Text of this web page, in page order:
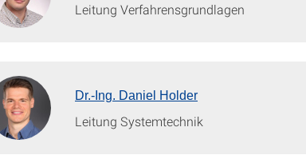
Leitung Verfahrensgrundlagen
Dr.-Ing. Daniel Holder
Leitung Systemtechnik